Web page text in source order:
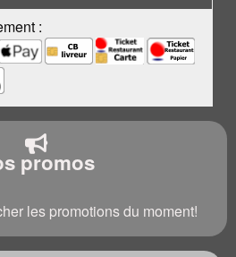
:
promos
les promotions du moment!